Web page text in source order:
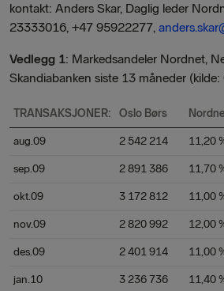
kontakt: Anders Skar, Daglig leder
23333016, +47 95922277,
Vedlegg 1: Markedsandeler Nordnet,
Skandiabanken siste 13 måneder (kilde:
TRANSAKSJONER: Oslo Børs
aug.09 2 542 214 11,20
sep.09 2 891 386 11,70
okt.09 3 172 812 11,00
nov.09 2 820 992 12,00
des.09 2 401 914 11,00
jan.10 3 236 736 11,40